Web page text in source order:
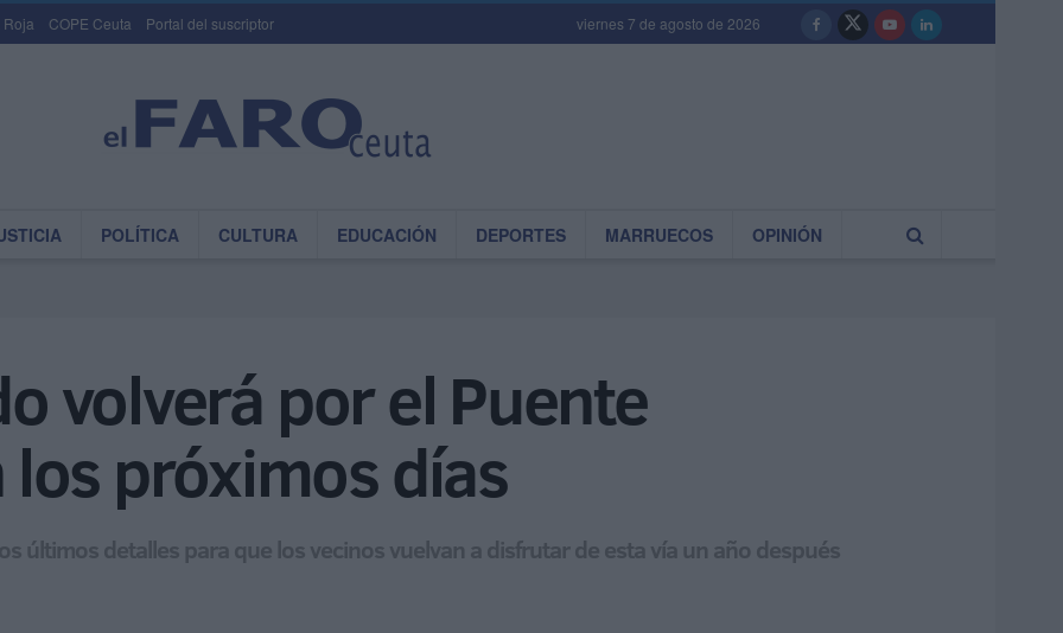
Roja COPE Ceuta Portal del suscriptor viernes 7 de agosto de 2026
POLÍTICA CULTURA EDUCACIÓN DEPORTES MARRUECOS OPINIÓN
volverá por el Puente
próximos días
últimos detalles para que los vecinos vuelvan a disfrutar de esta vía un año después